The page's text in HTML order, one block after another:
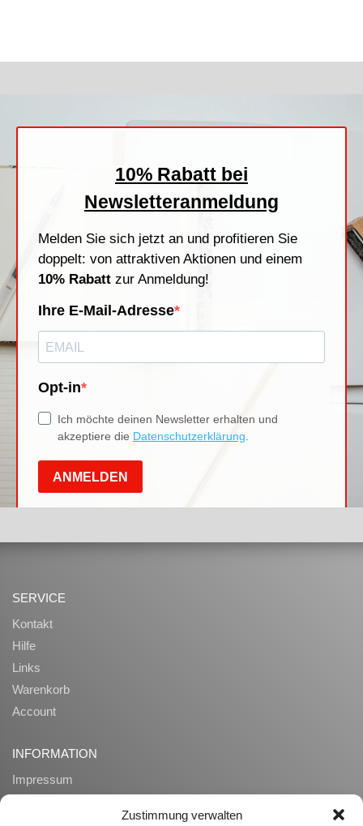
Zustimmung verwalten
SERVICE
Kontakt
Hilfe
Links
Warenkorb
Account
INFORMATION
Impressum